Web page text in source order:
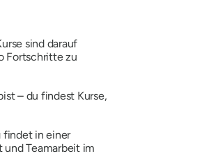
sind darauf
Fortschritte zu
– du findest Kurse,
findet in einer
Teamarbeit im